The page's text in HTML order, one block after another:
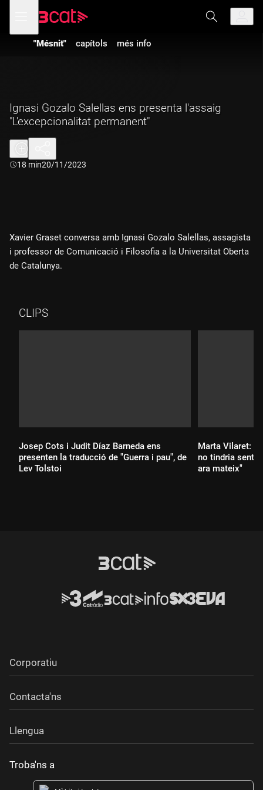
navegació
menú
de
"Mésnit" capítols més info
Ignasi Gozalo Salellas ens presenta l'assaig
"L'excepcionalitat permanent"
Durada:
18 min20/11/2023
Xavier Graset conversa amb Ignasi Gozalo Salellas, assagista
i professor de Comunicació i Filosofia a la Universitat Oberta
de Catalunya.
CLIPS
Josep Cots i Judit Díaz Barneda ens
presenten la traducció de "Guerra i pau", de
Lev Tolstoi
Marta Vilaret:
no tindria sentit
ara mateix"
Corporatiu
Contacta'ns
Llengua
Troba'ns a